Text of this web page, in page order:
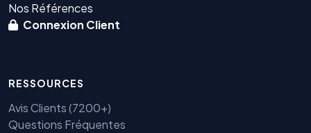
Nos Références
Connexion Client
RESSOURCES
Avis Clients (7200+)
Questions Fréquentes